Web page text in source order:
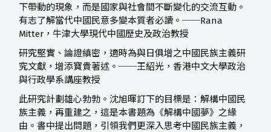
下帶動的現象，而是國家與社會間不斷變化的交流互動。
有志了解當代中國民意多變本質者必讀。──Rana
Mitter，牛津大學現代中國歷史及政治教授
研究堅實、論證縝密，適時為與日俱增之中國民族主義研
究文獻，增添寶貴著述。──王紹光，香港中文大學政治
與行政學系講座教授
此研究計劃雄心勃勃。沈旭暉訂下的目標是：解構中國民
族主義，再重建之，這是本書題為《解構中國夢》之緣
由。書中提出問題，引領我們更深入思考中國民族主義，